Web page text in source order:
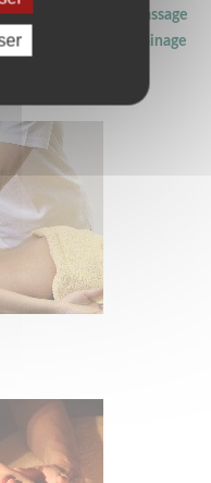
lomi-lomi Nantes
Massage
Nantes
Massage drainage